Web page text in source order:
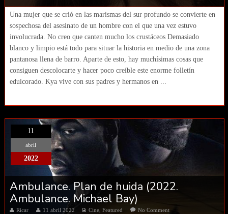
Una mujer que se crió en las marismas del sur profundo se convierte en
sospechosa del asesinato de un hombre con el que una vez estuvo
involucrada. No creo que canten mucho los crustáceos Demasiado
blanco y limpio está todo para situar la historia en medio de una zona
pantanosa llena de barro. Aparte de esto, hay muchísimas cosas que
consiguen descolocarte y hacer poco creíble este enorme folletín
edulcorado. Kya vive con sus padres y hermanos en ...
11
abril
2022
Ambulance. Plan de huida (2022.
Ambulance. Michael Bay)
Ricar 11 abril 2022 Cine, Featured No Comment